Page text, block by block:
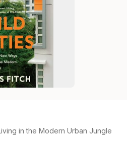
in the Modern Urban Jungle